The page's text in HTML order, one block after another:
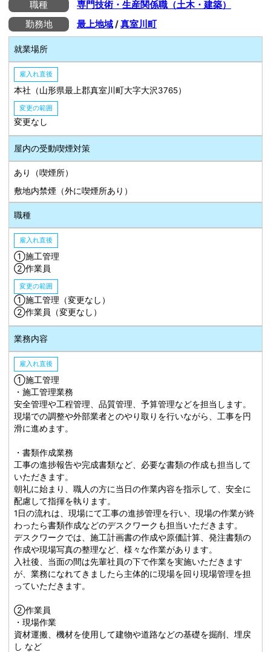
職種
専門技術・生産関係職（土木・建築）
勤務地
最上地域 /真室川町
就業場所
雇入れ直後
本社（山形県最上郡真室川町大字大沢3765）
変更の範囲
変更なし
屋内の受動喫煙対策
あり（喫煙所）
敷地内禁煙（外に喫煙所あり）
職種
雇入れ直後
①施工管理
②作業員
変更の範囲
①施工管理（変更なし）
➁作業員（変更なし）
業務内容
雇入れ直後
①施工管理
・施工管理業務
安全管理や工程管理、品質管理、予算管理などを担当します。
現場での調整や外部業者とのやり取りを行いながら、工事を円
滑に進めます。
・書類作成業務
工事の進捗報告や完成書類など、必要な書類の作成も担当して
いただきます。
朝礼に始まり、職人の方に当日の作業内容を指示して、安全に
配慮して指揮を執ります。
1日の流れは、現場にて工事の進捗管理を行い、現場の作業が終
わったら書類作成などのデスクワークも担当いただきます。
デスクワークでは、施工計画書の作成や原価計算、発注書類の
作成や現場写真の整理など、様々な作業があります。
入社後、当面の間は先輩社員の下で作業を実施いただきます
が、業務になれてきましたら主体的に現場を回り現場管理を担
っていただきます。
➁作業員
・現場作業
資材運搬、機材を使用して建物や道路などの基礎を掘削、埋戻
し など